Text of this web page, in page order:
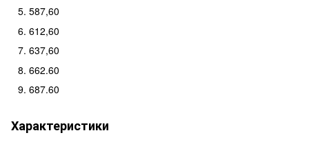
587,60
612,60
637,60
662.60
687.60
Характеристики